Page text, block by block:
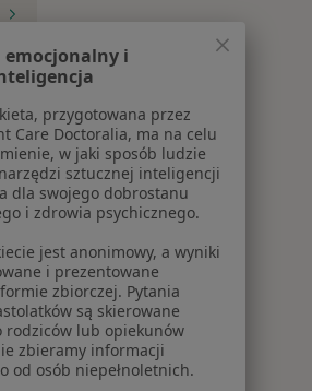
Górniczej
W pobliżu Gliwic
emocjonalny i
przygotowana przez
Care Doctoralia, ma na celu
w jaki sposób ludzie
sztucznej inteligencji
dla swojego dobrostanu
i zdrowia psychicznego.
jest anonimowy, a wyniki
i prezentowane
zbiorczej. Pytania
są skierowane
rodziców lub opiekunów
zbieramy informacji
od osób niepełnoletnich.